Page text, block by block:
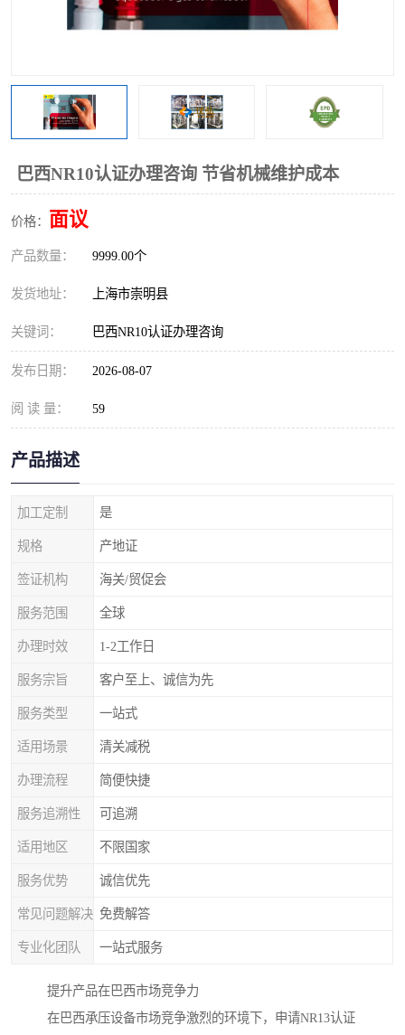
巴西NR10认证办理咨询 节省机械维护成本
价格： 面议
产品数量： 9999.00个
发货地址： 上海市崇明县
关键词： 巴西NR10认证办理咨询
发布日期： 2026-08-07
阅 读 量： 59
产品描述
加工定制 是
规格 产地证
签证机构 海关/贸促会
服务范围 全球
办理时效 1-2工作日
服务宗旨 客户至上、诚信为先
服务类型 一站式
适用场景 清关减税
办理流程 简便快捷
服务追溯性 可追溯
适用地区 不限国家
服务优势 诚信优先
常见问题解决 免费解答
专业化团队 一站式服务
提升产品在巴西市场竞争力
在巴西承压设备市场竞争激烈的环境下，申请NR13认证